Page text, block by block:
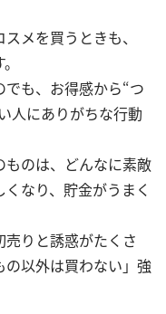
メを買うときも、
も、お得感から“つ
人にありがちな行動
のは、どんなに素敵
なり、貯金がうまく
りと誘惑がたくさ
以外は買わない」強